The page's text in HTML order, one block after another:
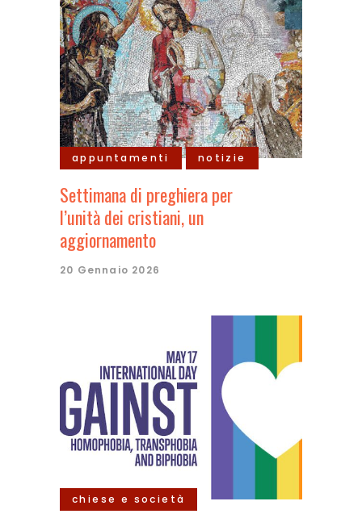
appuntamenti notizie
Settimana di preghiera per
l’unità dei cristiani, un
aggiornamento
20 Gennaio 2026
chiese e società